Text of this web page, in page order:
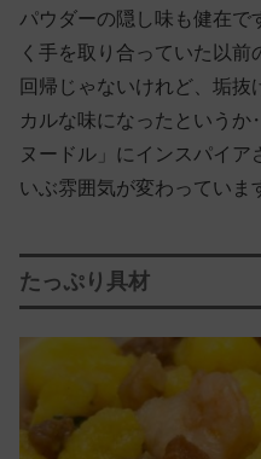
パウダーの隠し味も健在で
く手を取り合っていた以
回帰じゃないけれど、垢
カルな味になったという
ヌードル」にインスパイ
いぶ雰囲気が変わっていま
たっぷり具材